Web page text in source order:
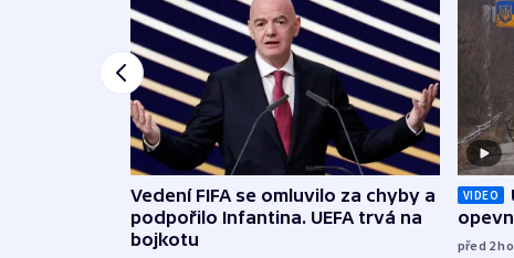
Vedení FIFA se omluvilo za chyby a
podpořilo Infantina. UEFA trvá na
bojkotu
VIDEO
před 2